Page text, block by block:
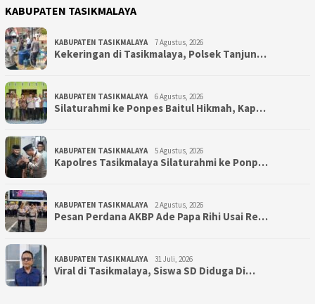
KABUPATEN TASIKMALAYA
KABUPATEN TASIKMALAYA 7 Agustus, 2026
Kekeringan di Tasikmalaya, Polsek Tanjun…
KABUPATEN TASIKMALAYA 6 Agustus, 2026
Silaturahmi ke Ponpes Baitul Hikmah, Kap…
KABUPATEN TASIKMALAYA 5 Agustus, 2026
Kapolres Tasikmalaya Silaturahmi ke Ponp…
KABUPATEN TASIKMALAYA 2 Agustus, 2026
Pesan Perdana AKBP Ade Papa Rihi Usai Re…
KABUPATEN TASIKMALAYA 31 Juli, 2026
Viral di Tasikmalaya, Siswa SD Diduga Di…